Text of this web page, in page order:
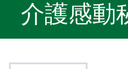
介護感動